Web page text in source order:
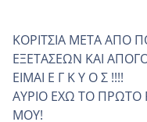
ΚΟΡΙΤΣΙΑ ΜΕΤΑ ΑΠΟ
ΕΞΕΤΑΣΕΩΝ ΚΑΙ
ΕΙΜΑΙ Ε Γ Κ Υ Ο Σ !!!!
ΑΥΡΙΟ ΕΧΩ ΤΟ ΠΡΩΤΟ
ΜΟΥ!